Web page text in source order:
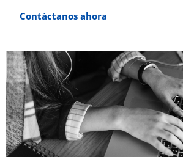
Contáctanos ahora